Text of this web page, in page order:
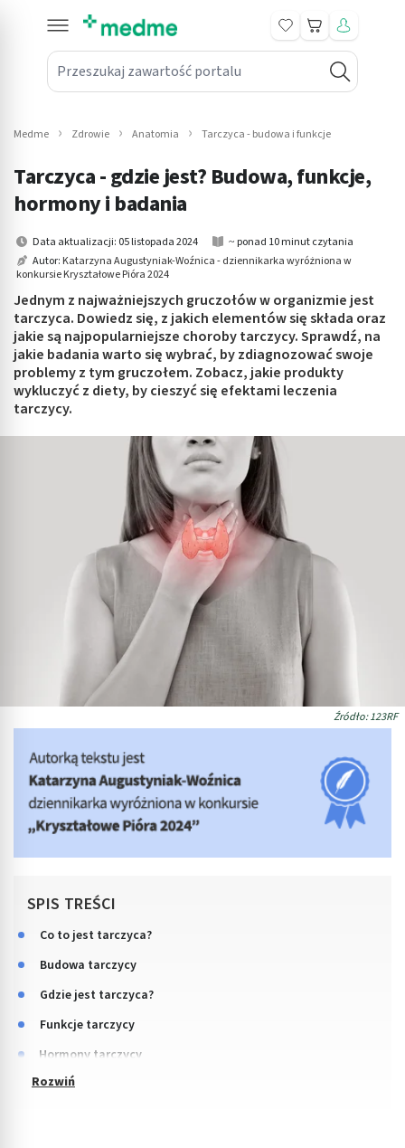
Przeszukaj zawartość portalu
Koszyk
submenu: Leki na receptę
submenu: Mama i dziecko
submenu: Kosmetyki
submenu: Higiena
submenu: Sprzęt medyczny
submenu: Intymne
submenu: Wellness
Medme Zdrowie Anatomia Tarczyca - budowa i funkcje
Tarczyca - gdzie jest? Budowa, funkcje,
hormony i badania
Data aktualizacji: 05 listopada 2024
~ ponad 10 minut czytania
Autor: Katarzyna Augustyniak-Woźnica - dziennikarka wyróżniona w
konkursie Kryształowe Pióra 2024
Jednym z najważniejszych gruczołów w organizmie jest
tarczyca. Dowiedz się, z jakich elementów się składa oraz
jakie są najpopularniejsze choroby tarczycy. Sprawdź, na
jakie badania warto się wybrać, by zdiagnozować swoje
problemy z tym gruczołem. Zobacz, jakie produkty
wykluczyć z diety, by cieszyć się efektami leczenia
tarczycy.
Źródło: 123RF
SPIS TREŚCI
Co to jest tarczyca?
Budowa tarczycy
Gdzie jest tarczyca?
Funkcje tarczycy
Hormony tarczycy